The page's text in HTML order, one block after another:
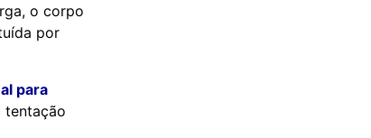
o corpo
por
para
tentação